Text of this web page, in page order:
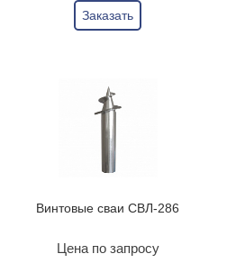
Заказать
Винтовые сваи СВЛ-286
Цена по запросу